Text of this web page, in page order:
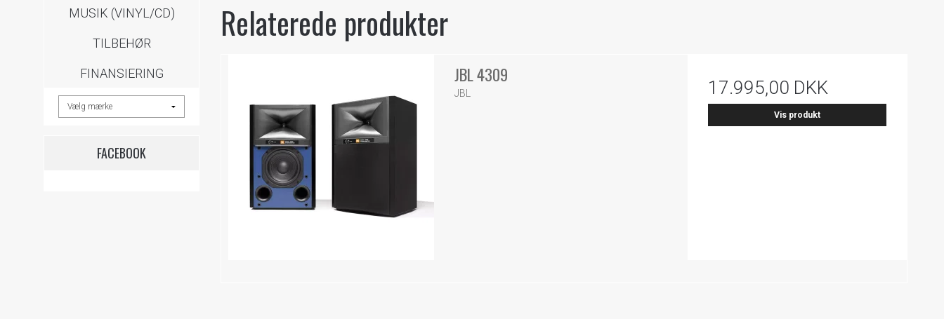
MUSIK (VINYL/CD)
TILBEHØR
FINANSIERING
FACEBOOK
Relaterede produkter
JBL 4309
JBL 17.995,00 DKK
Vis produkt